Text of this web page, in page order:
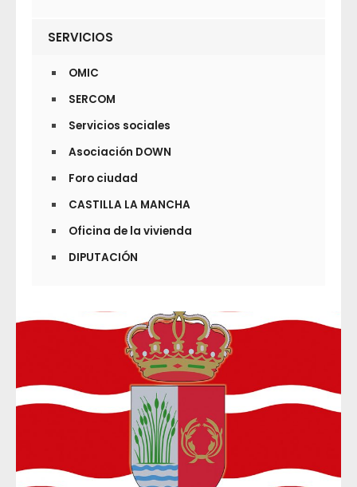
SERVICIOS
OMIC
SERCOM
Servicios sociales
Asociación DOWN
Foro ciudad
CASTILLA LA MANCHA
Oficina de la vivienda
DIPUTACIÓN